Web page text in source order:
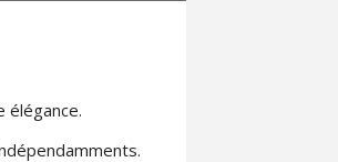
élégance.